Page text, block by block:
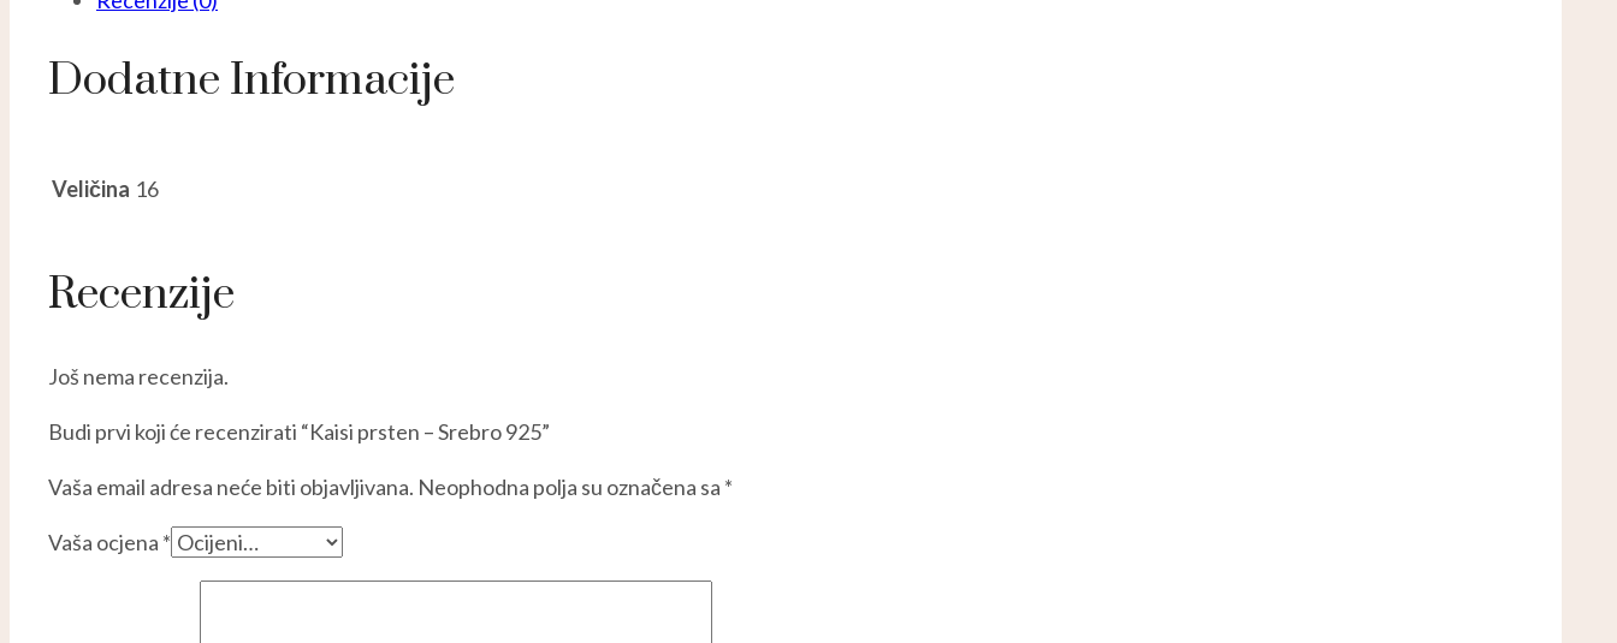
Dodatne Informacije
Veličina 16
Recenzije
Još nema recenzija.
Budi prvi koji će recenzirati “Kaisi prsten – Srebro 925”
Vaša email adresa neće biti objavljivana. Neophodna polja su označena sa *
Vaša ocjena *